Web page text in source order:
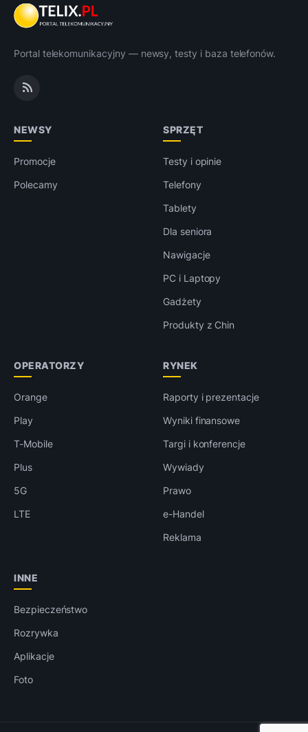
Portal telekomunikacyjny — newsy, testy i baza telefonów.
NEWSY
Promocje
Polecamy
SPRZĘT
Testy i opinie
Telefony
Tablety
Dla seniora
Nawigacje
PC i Laptopy
Gadżety
Produkty z Chin
OPERATORZY
Orange
Play
T-Mobile
Plus
5G
LTE
RYNEK
Raporty i prezentacje
Wyniki finansowe
Targi i konferencje
Wywiady
Prawo
e-Handel
Reklama
INNE
Bezpieczeństwo
Rozrywka
Aplikacje
Foto